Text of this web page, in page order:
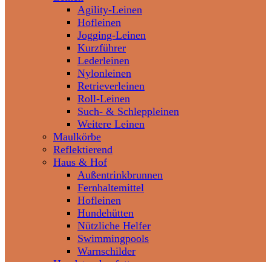
Agility-Leinen
Hofleinen
Jogging-Leinen
Kurzführer
Lederleinen
Nylonleinen
Retrieverleinen
Roll-Leinen
Such- & Schleppleinen
Weitere Leinen
Maulkörbe
Reflektierend
Haus & Hof
Außentrinkbrunnen
Fernhaltemittel
Hofleinen
Hundehütten
Nützliche Helfer
Swimmingpools
Warnschilder